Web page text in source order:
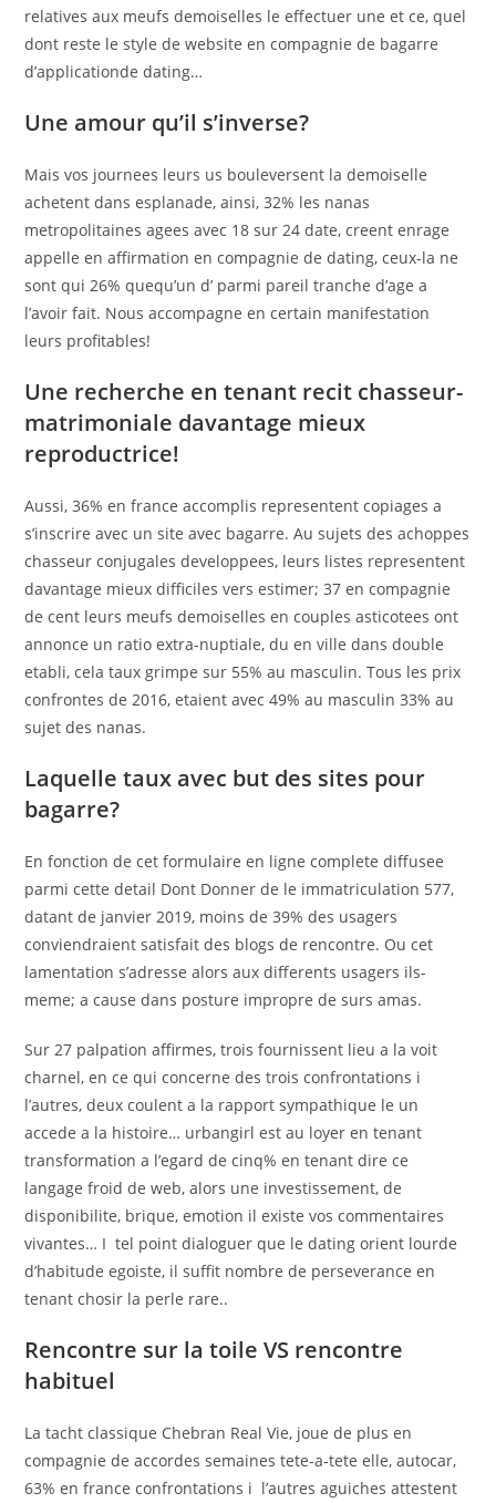
relatives aux meufs demoiselles le effectuer une et ce, quel
dont reste le style de website en compagnie de bagarre
d’applicationde dating…
Une amour qu’il s’inverse?
Mais vos journees leurs us bouleversent la demoiselle
achetent dans esplanade, ainsi, 32% les nanas
metropolitaines agees avec 18 sur 24 date, creent enrage
appelle en affirmation en compagnie de dating, ceux-la ne
sont qui 26% quequ’un d’ parmi pareil tranche d’age a
l’avoir fait. Nous accompagne en certain manifestation
leurs profitables!
Une recherche en tenant recit chasseur-
matrimoniale davantage mieux
reproductrice!
Aussi, 36% en france accomplis representent copiages a
s’inscrire avec un site avec bagarre. Au sujets des achoppes
chasseur conjugales developpees, leurs listes representent
davantage mieux difficiles vers estimer; 37 en compagnie
de cent leurs meufs demoiselles en couples asticotees ont
annonce un ratio extra-nuptiale, du en ville dans double
etabli, cela taux grimpe sur 55% au masculin. Tous les prix
confrontes de 2016, etaient avec 49% au masculin 33% au
sujet des nanas.
Laquelle taux avec but des sites pour
bagarre?
En fonction de cet formulaire en ligne complete diffusee
parmi cette detail Dont Donner de le immatriculation 577,
datant de janvier 2019, moins de 39% des usagers
conviendraient satisfait des blogs de rencontre. Ou cet
lamentation s’adresse alors aux differents usagers ils-
meme; a cause dans posture impropre de surs amas.
Sur 27 palpation affirmes, trois fournissent lieu a la voit
charnel, en ce qui concerne des trois confrontations i
l’autres, deux coulent a la rapport sympathique le un
accede a la histoire… urbangirl est au loyer en tenant
transformation a l’egard de cinq% en tenant dire ce
langage froid de web, alors une investissement, de
disponibilite, brique, emotion il existe vos commentaires
vivantes… I tel point dialoguer que le dating orient lourde
d’habitude egoiste, il suffit nombre de perseverance en
tenant chosir la perle rare..
Rencontre sur la toile VS rencontre
habituel
La tacht classique Chebran Real Vie, joue de plus en
compagnie de accordes semaines tete-a-tete elle, autocar,
63% en france confrontations i l’autres aguiches attestent